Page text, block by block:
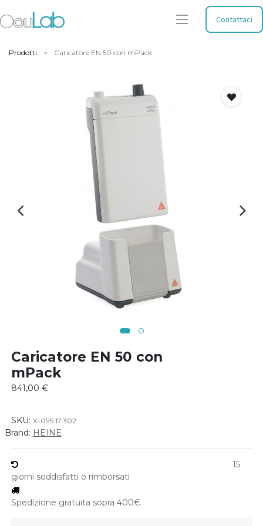
Contattaci
Prodotti Caricatore EN 50 con mPack
Caricatore EN 50 con
mPack
841,00 €
SKU: X-095.17.302
Brand: HEINE
15
giorni soddisfatti o rimborsati
Spedizione gratuita sopra 400€